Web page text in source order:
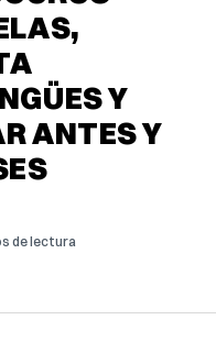
Y
ANTES Y
de lectura